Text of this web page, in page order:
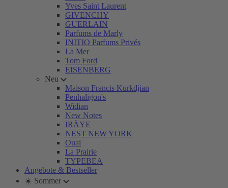
Yves Saint Laurent
GIVENCHY
GUERLAIN
Parfums de Marly
INITIO Parfums Privés
La Mer
Tom Ford
EISENBERG
Neu
Maison Francis Kurkdjian
Penhaligon's
Widian
New Notes
IRÄYE
NEST NEW YORK
Ouai
La Prairie
TYPEBEA
Angebote & Bestseller
☀️ Sommer